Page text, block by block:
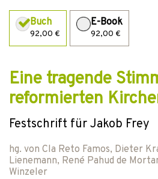
Buch
92,00 €
E-Book
92,00 €
Eine tragende
reformierten
Festschrift für Jakob Frey
hg. von Cla Reto Famos, Dieter
Lienemann, René Pahud de
Winzeler